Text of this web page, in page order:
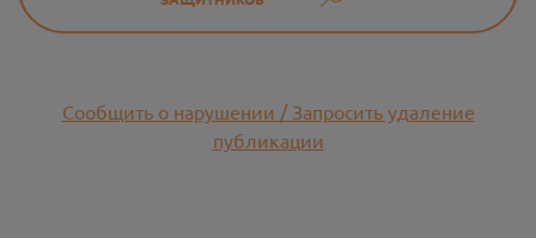
Сообщить о нарушении / Запросить удаление
публикации